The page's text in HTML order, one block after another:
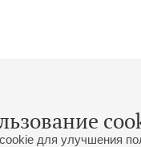
для улучшения